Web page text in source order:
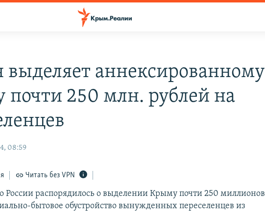
выделяет аннексированному
250 млн. рублей на
08:59
Читать без VPN
России распорядилось о выделении Крыму почти 250 миллионов
бытовое обустройство вынужденных переселенцев из